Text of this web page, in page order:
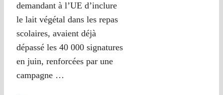
demandant à l’UE d’inclure
le lait végétal dans les repas
scolaires, avaient déjà
dépassé les 40 000 signatures
en juin, renforcées par une
campagne …